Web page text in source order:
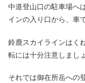
中道登山口の駐車場へ
インの入り口から、車
鈴鹿スカイラインはく
転には十分注意しまし
それでは御在所岳への